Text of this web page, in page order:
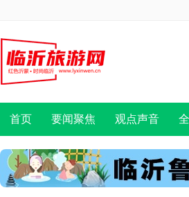
首页 要闻聚焦 观点声音